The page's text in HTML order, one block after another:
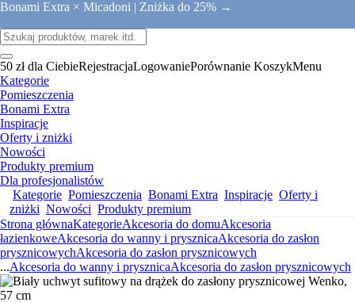
Bonami Extra × Micadoni | Zniżka do 25% →
50 zł dla CiebieRejestracjaLogowaniePorównanie KoszykMenu
Kategorie
Pomieszczenia
Bonami Extra
Inspiracje
Oferty i zniżki
Nowości
Produkty premium
Dla profesjonalistów
Kategorie Pomieszczenia Bonami Extra Inspiracje Oferty i
zniżki Nowości Produkty premium
Strona głównaKategorieAkcesoria do domuAkcesoria
łazienkoweAkcesoria do wanny i prysznicaAkcesoria do zasłon
prysznicowychAkcesoria do zasłon prysznicowych
...Akcesoria do wanny i prysznicaAkcesoria do zasłon prysznicowych